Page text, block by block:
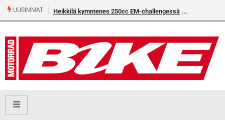
UUSIMMAT Heikkilä kymmenes 250cc EM-challengessä